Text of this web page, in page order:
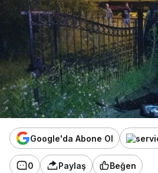
Google'da Abone Ol
0 Paylaş Beğen